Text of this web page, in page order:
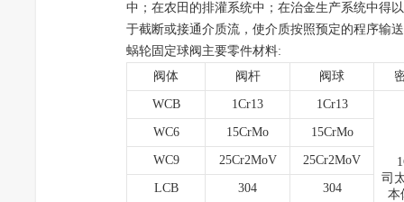
中；在农田的排灌系统中；在治金生产系统中得
于截断或接通介质流，使介质按照预定的程序输
蜗轮固定球阀主要零件材料:
阀体
阀杆 阀球
WCB 1Cr13 1Cr13
司
本
WC6 15CrMo 15CrMo
WC9 25Cr2MoV 25Cr2MoV
LCB 304 304